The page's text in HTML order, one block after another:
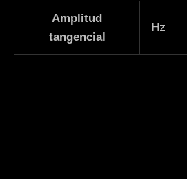
Amplitud
tangencial
Hz